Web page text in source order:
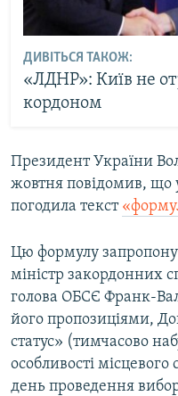
ДИВІТЬСЯ ТАКОЖ:
«ЛДНР»: Київ не
кордоном
Президент України
жовтня повідомив, що
погодила текст
Цю формулу
міністр закордонних
голова ОБСЄ Франк-
його пропозиціями,
статус» (тимчасово
особливості
день проведення